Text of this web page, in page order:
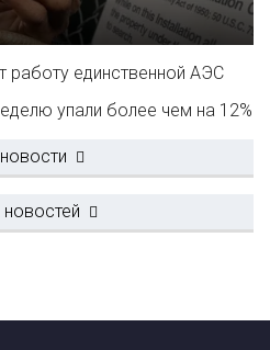
работу единственной АЭС
упали более чем на 12%